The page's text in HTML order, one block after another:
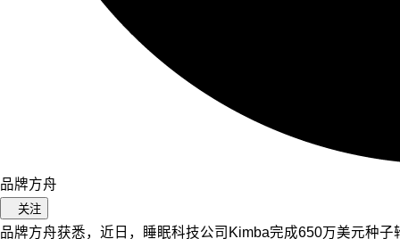
品牌方舟
关注
品牌方舟获悉，近日，睡眠科技公司Kimba完成650万美元种子